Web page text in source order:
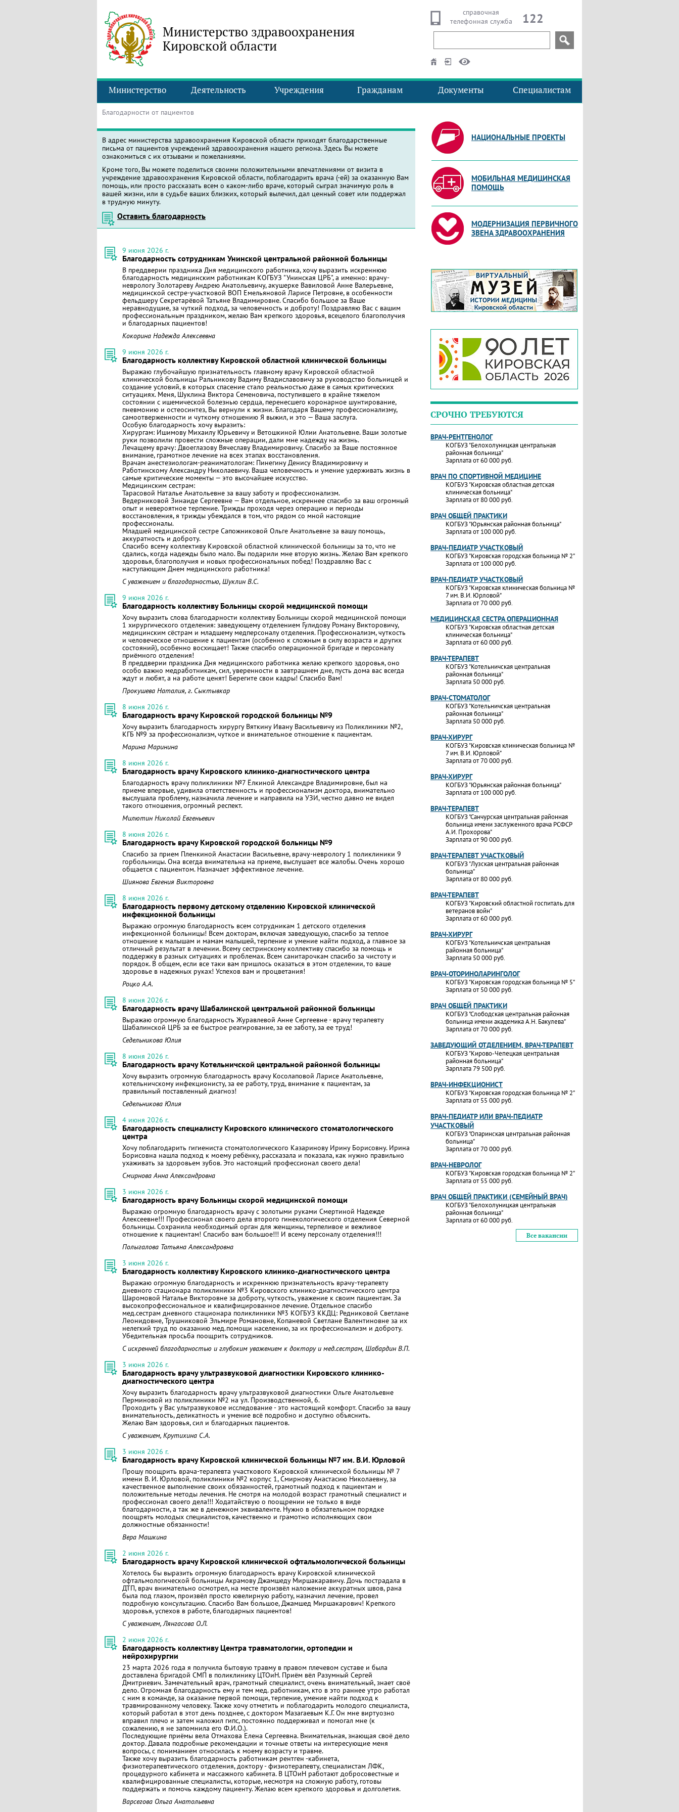
Министерство здравоохранения
Кировской области
справочная
телефонная служба
122
Министерство Деятельность Учреждения Гражданам Документы Специалистам
Благодарности от пациентов
В адрес министерства здравоохранения Кировской области приходят благодарственные
письма от пациентов учреждений здравоохранения нашего региона. Здесь Вы можете
ознакомиться с их отзывами и пожеланиями.
Кроме того, Вы можете поделиться своими положительными впечатлениями от визита в
учреждение здравоохранения Кировской области, поблагодарить врача (-ей) за оказанную Вам
помощь, или просто рассказать всем о каком-либо враче, который сыграл значимую роль в
вашей жизни, или в судьбе ваших близких, который вылечил, дал ценный совет или поддержал
в трудную минуту.
Оставить благодарность
9 июня 2026 г.
Благодарность сотрудникам Унинской центральной районной больницы
В преддверии праздника Дня медицинского работника, хочу выразить искреннюю
благодарность медицинским работникам КОГБУЗ "Унинская ЦРБ", а именно: врачу-
неврологу Золотареву Андрею Анатольевичу, акушерке Вавиловой Анне Валерьевне,
медицинской сестре-участковой ВОП Емельяновой Ларисе Петровне, в особенности
фельдшеру Секретарёвой Татьяне Владимировне. Спасибо большое за Ваше
неравнодушие, за чуткий подход, за человечность и доброту! Поздравляю Вас с вашим
профессиональным праздником, желаю Вам крепкого здоровья, всецелого благополучия
и благодарных пациентов!
Кокорина Надежда Алексеевна
9 июня 2026 г.
Благодарность коллективу Кировской областной клинической больницы
Выражаю глубочайшую признательность главному врачу Кировской областной
клинической больницы Ральникову Вадиму Владиславовичу за руководство больницей и
создание условий, в которых спасение стало реальностью даже в самых критических
ситуациях. Меня, Шуклина Виктора Семеновича, поступившего в крайне тяжелом
состоянии с ишемической болезнью сердца, перенесшего коронарное шунтирование,
пневмонию и остеосинтез, Вы вернули к жизни. Благодаря Вашему профессионализму,
самоотверженности и чуткому отношению Я выжил, и это — Ваша заслуга.
Особую благодарность хочу выразить:
Хирургам: Ишимову Михаилу Юрьевичу и Ветошкиной Юлии Анатольевне. Ваши золотые
руки позволили провести сложные операции, дали мне надежду на жизнь.
Лечащему врачу: Двоеглазову Вячеславу Владимировичу. Спасибо за Ваше постоянное
внимание, грамотное лечение на всех этапах восстановления.
Врачам анестезиологам-реаниматологам: Пинегину Денису Владимировичу и
Работинскому Александру Николаевичу. Ваша человечность и умение удерживать жизнь в
самые критические моменты — это высочайшее искусство.
Медицинским сестрам:
Тарасовой Наталье Анатольевне за вашу заботу и профессионализм.
Ведерниковой Зинаиде Сергеевне — Вам отдельное, искреннее спасибо за ваш огромный
опыт и невероятное терпение. Трижды проходя через операцию и периоды
восстановления, я трижды убеждался в том, что рядом со мной настоящие
профессионалы.
Младшей медицинской сестре Сапожниковой Ольге Анатольевне за вашу помощь,
аккуратность и доброту.
Спасибо всему коллективу Кировской областной клинической больницы за то, что не
сдались, когда надежды было мало. Вы подарили мне вторую жизнь. Желаю Вам крепкого
здоровья, благополучия и новых профессиональных побед! Поздравляю Вас с
наступающим Днем медицинского работника!
С уважением и благодарностью, Шуклин В.С.
9 июня 2026 г.
Благодарность коллективу Больницы скорой медицинской помощи
Хочу выразить слова благодарности коллективу Больницы скорой медицинской помощи
1 хирургического отделения: заведующему отделением Гулидову Роману Викторовичу,
медицинским сёстрам и младшему медперсоналу отделения. Профессионализм, чуткость
и человеческое отношение к пациентам (особенно к сложным в силу возраста и других
состояний), особенно восхищает! Также спасибо операционной бригаде и персоналу
приёмного отделения!
В преддверии праздника Дня медицинского работника желаю крепкого здоровья, оно
особо важно медработникам, сил, уверенности в завтрашнем дне, пусть дома вас всегда
ждут и любят, а на работе ценят! Берегите свои кадры! Спасибо Вам!
Прокушева Наталия, г. Сыктывкар
8 июня 2026 г.
Благодарность врачу Кировской городской больницы №9
Хочу выразить благодарность хирургу Вяткину Ивану Васильевичу из Поликлиники №2,
КГБ №9 за профессионализм, чуткое и внимательное отношение к пациентам.
Марина Маринина
8 июня 2026 г.
Благодарность врачу Кировского клинико-диагностического центра
Благодарность врачу поликлиники №7 Ёлкиной Александре Владимировне, был на
приеме впервые, удивила ответственность и профессионализм доктора, внимательно
выслушала проблему, назначила лечение и направила на УЗИ, честно давно не видел
такого отношения, огромный респект.
Милютин Николай Евгеньевич
8 июня 2026 г.
Благодарность врачу Кировской городской больницы №9
Спасибо за прием Пленкиной Анастасии Васильевне, врачу-неврологу 1 поликлиники 9
горбольницы. Она всегда внимательна на приеме, выслушает все жалобы. Очень хорошо
общается с пациентом. Назначает эффективное лечение.
Шиянова Евгения Викторовна
8 июня 2026 г.
Благодарность первому детскому отделению Кировской клинической
инфекционной больницы
Выражаю огромную благодарность всем сотрудникам 1 детского отделения
инфекционной больницы! Всем докторам, включая заведующую, спасибо за теплое
отношение к малышам и мамам малышей, терпение и умение найти подход, а главное за
отличный результат в лечении. Всему сестринскому коллективу спасибо за помощь и
поддержку в разных ситуациях и проблемах. Всем санитарочкам спасибо за чистоту и
порядок. В общем, если все таки вам пришлось оказаться в этом отделении, то ваше
здоровье в надежных руках! Успехов вам и процветания!
Роцко А.А.
8 июня 2026 г.
Благодарность врачу Шабалинской центральной районной больницы
Выражаю огромную благодарность Журавлевой Анне Сергеевне - врачу терапевту
Шабалинской ЦРБ за ее быстрое реагирование, за ее заботу, за ее труд!
Седельникова Юлия
8 июня 2026 г.
Благодарность врачу Котельничской центральной районной больницы
Хочу выразить огромную благодарность врачу Косолаповой Ларисе Анатольевне,
котельничскому инфекционисту, за ее работу, труд, внимание к пациентам, за
правильный поставленный диагноз!
Седельникова Юлия
4 июня 2026 г.
Благодарность специалисту Кировского клинического стоматологического
центра
Хочу поблагодарить гигиениста стоматологического Казаринову Ирину Борисовну. Ирина
Борисовна нашла подход к моему ребёнку, рассказала и показала, как нужно правильно
ухаживать за здоровьем зубов. Это настоящий профессионал своего дела!
Смирнова Анна Александровна
3 июня 2026 г.
Благодарность врачу Больницы скорой медицинской помощи
Выражаю огромную благодарность врачу с золотыми руками Смертиной Надежде
Алексеевне!!! Профессионал своего дела второго гинекологического отделения Северной
больницы. Сохранила необходимый орган для женщины, терпеливое и вежливое
отношение к пациентам! Спасибо вам большое!!! И всему персоналу отделения!!!
Полыгалова Татьяна Александровна
3 июня 2026 г.
Благодарность коллективу Кировского клинико-диагностического центра
Выражаю огромную благодарность и искреннюю признательность врачу-терапевту
дневного стационара поликлиники №3 Кировского клинико-диагностического центра
Шаромовой Наталье Викторовне за доброту, чуткость, уважение к своим пациентам. За
высокопрофессиональное и квалифицированное лечение. Отдельное спасибо
мед.сестрам дневного стационара поликлиники №3 КОГБУЗ ККДЦ: Редниковой Светлане
Леонидовне, Трушниковой Эльмире Романовне, Копаневой Светлане Валентиновне за их
нелегкий труд по оказанию мед.помощи населению, за их профессионализм и доброту.
Убедительная просьба поощрить сотрудников.
С искренней благодарностью и глубоким уважением к доктору и мед.сестрам, Шабардин В.П.
3 июня 2026 г.
Благодарность врачу ультразвуковой диагностики Кировского клинико-
диагностического центра
Хочу выразить благодарность врачу ультразвуковой диагностики Ольге Анатольевне
Перминовой из поликлиники №2 на ул. Производственной, 6.
Проходить у Вас ультразвуковое исследование - это настоящий комфорт. Спасибо за вашу
внимательность, деликатность и умение всё подробно и доступно объяснить.
Желаю Вам здоровья, сил и благодарных пациентов.
С уважением, Крутихина С.А.
3 июня 2026 г.
Благодарность врачу Кировской клинической больницы №7 им. В.И. Юрловой
Прошу поощрить врача-терапевта участкового Кировской клинической больницы № 7
имени В. И. Юрловой, поликлиники №2 корпус 1, Смирнову Анастасию Николаевну, за
качественное выполнение своих обязанностей, грамотный подход к пациентам и
положительные методы лечения. Не смотря на молодой возраст грамотный специалист и
профессионал своего дела!!! Ходатайствую о поощрении не только в виде
благодарности, а так же в денежном эквиваленте. Нужно в обязательном порядке
поощрять молодых специалистов, качественно и грамотно исполняющих свои
должностные обязанности!
Вера Машкина
2 июня 2026 г.
Благодарность врачу Кировской клинической офтальмологической больницы
Хотелось бы выразить огромную благодарность врачу Кировской клинической
офтальмологической больницы Акрамову Джамшеду Миршакаравичу. Дочь пострадала в
ДТП, врач внимательно осмотрел, на месте произвёл наложение аккуратных швов, рана
была под глазом, произвёл просто ювелирную работу, назначил лечение, провел
подробную консультацию. Спасибо Вам большое, Джамшед Миршакарович! Крепкого
здоровья, успехов в работе, благодарных пациентов!
С уважением, Лянгасова О.Л.
2 июня 2026 г.
Благодарность коллективу Центра травматологии, ортопедии и
нейрохирургии
23 марта 2026 года я получила бытовую травму в правом плечевом суставе и была
доставлена бригадой СМП в поликлинику ЦТОиН. Приём вёл Разумный Сергей
Дмитриевич. Замечательный врач, грамотный специалист, очень внимательный, знает своё
дело. Огромная благодарность ему и тем мед. работникам, кто в это раннее утро работал
с ним в команде, за оказание первой помощи, терпение, умение найти подход к
травмированному человеку. Также хочу отметить и поблагодарить молодого специалиста,
который работал в этот день позднее, с доктором Мазагаевым К.Г. Он мне виртуозно
вправил плечо и затем наложил гипс, постоянно поддерживал и помогал мне (к
сожалению, я не запомнила его Ф.И.О.).
Последующие приёмы вела Отмахова Елена Сергеевна. Внимательная, знающая своё дело
доктор. Давала подробные рекомендации и точные ответы на интересующие меня
вопросы, с пониманием относилась к моему возрасту и травме.
Также хочу выразить благодарность работникам рентген -кабинета,
физиотерапевтического отделения, доктору - физиотерапевту, специалистам ЛФК,
процедурного кабинета и массажного кабинета. В ЦТОиН работают добросовестные и
квалифицированные специалисты, которые, несмотря на сложную работу, готовы
поддержать и помочь каждому пациенту. Желаю всем крепкого здоровья и долголетия.
Варсегова Ольга Анатольевна
НАЦИОНАЛЬНЫЕ ПРОЕКТЫ
МОБИЛЬНАЯ МЕДИЦИНСКАЯ
ПОМОЩЬ
МОДЕРНИЗАЦИЯ ПЕРВИЧНОГО
ЗВЕНА ЗДРАВООХРАНЕНИЯ
СРОЧНО ТРЕБУЮТСЯ
ВРАЧ-РЕНТГЕНОЛОГ
КОГБУЗ "Белохолуницкая центральная
районная больница"
Зарплата от 60 000 руб.
ВРАЧ ПО СПОРТИВНОЙ МЕДИЦИНЕ
КОГБУЗ "Кировская областная детская
клиническая больница"
Зарплата от 80 000 руб.
ВРАЧ ОБЩЕЙ ПРАКТИКИ
КОГБУЗ "Юрьянская районная больница"
Зарплата от 100 000 руб.
ВРАЧ-ПЕДИАТР УЧАСТКОВЫЙ
КОГБУЗ "Кировская городская больница № 2"
Зарплата от 100 000 руб.
ВРАЧ-ПЕДИАТР УЧАСТКОВЫЙ
КОГБУЗ "Кировская клиническая больница №
7 им. В.И. Юрловой"
Зарплата от 70 000 руб.
МЕДИЦИНСКАЯ СЕСТРА ОПЕРАЦИОННАЯ
КОГБУЗ "Кировская областная детская
клиническая больница"
Зарплата от 60 000 руб.
ВРАЧ-ТЕРАПЕВТ
КОГБУЗ "Котельничская центральная
районная больница"
Зарплата 50 000 руб.
ВРАЧ-СТОМАТОЛОГ
КОГБУЗ "Котельничская центральная
районная больница"
Зарплата 50 000 руб.
ВРАЧ-ХИРУРГ
КОГБУЗ "Кировская клиническая больница №
7 им. В.И. Юрловой"
Зарплата от 70 000 руб.
ВРАЧ-ХИРУРГ
КОГБУЗ "Юрьянская районная больница"
Зарплата от 100 000 руб.
ВРАЧ-ТЕРАПЕВТ
КОГБУЗ "Санчурская центральная районная
больница имени заслуженного врача РСФСР
А.И. Прохорова"
Зарплата от 90 000 руб.
ВРАЧ-ТЕРАПЕВТ УЧАСТКОВЫЙ
КОГБУЗ "Лузская центральная районная
больница"
Зарплата от 80 000 руб.
ВРАЧ-ТЕРАПЕВТ
КОГБУЗ "Кировский областной госпиталь для
ветеранов войн"
Зарплата от 60 000 руб.
ВРАЧ-ХИРУРГ
КОГБУЗ "Котельничская центральная
районная больница"
Зарплата 50 000 руб.
ВРАЧ-ОТОРИНОЛАРИНГОЛОГ
КОГБУЗ "Кировская городская больница № 5"
Зарплата от 50 000 руб.
ВРАЧ ОБЩЕЙ ПРАКТИКИ
КОГБУЗ "Слободская центральная районная
больница имени академика А.Н. Бакулева"
Зарплата от 70 000 руб.
ЗАВЕДУЮЩИЙ ОТДЕЛЕНИЕМ, ВРАЧ-ТЕРАПЕВТ
КОГБУЗ "Кирово-Чепецкая центральная
районная больница"
Зарплата 79 500 руб.
ВРАЧ-ИНФЕКЦИОНИСТ
КОГБУЗ "Кировская городская больница № 2"
Зарплата от 55 000 руб.
ВРАЧ-ПЕДИАТР ИЛИ ВРАЧ-ПЕДИАТР
УЧАСТКОВЫЙ
КОГБУЗ "Опаринская центральная районная
больница"
Зарплата от 70 000 руб.
ВРАЧ-НЕВРОЛОГ
КОГБУЗ "Кировская городская больница № 2"
Зарплата от 55 000 руб.
ВРАЧ ОБЩЕЙ ПРАКТИКИ (СЕМЕЙНЫЙ ВРАЧ)
КОГБУЗ "Белохолуницкая центральная
районная больница"
Зарплата от 60 000 руб.
Все вакансии